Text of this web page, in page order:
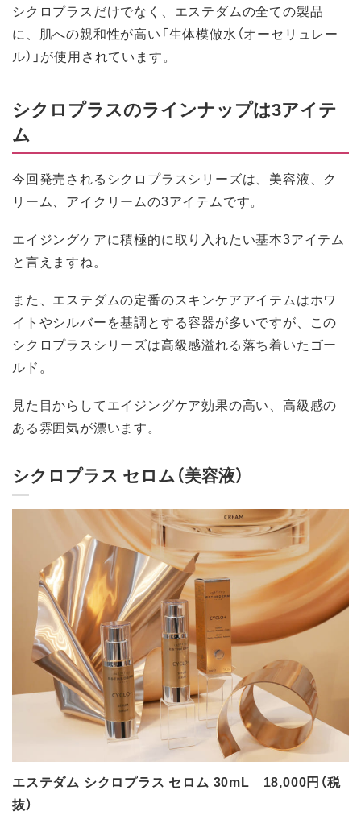
シクロプラスだけでなく、エステダムの全ての製品
に、肌への親和性が高い「生体模倣水（オーセリュレー
ル）」が使用されています。
シクロプラスのラインナップは3アイテ
ム
今回発売されるシクロプラスシリーズは、美容液、ク
リーム、アイクリームの3アイテムです。
エイジングケアに積極的に取り入れたい基本3アイテム
と言えますね。
また、エステダムの定番のスキンケアアイテムはホワ
イトやシルバーを基調とする容器が多いですが、この
シクロプラスシリーズは高級感溢れる落ち着いたゴー
ルド。
見た目からしてエイジングケア効果の高い、高級感の
ある雰囲気が漂います。
シクロプラス セロム（美容液）
エステダム シクロプラス セロム 30mL 18,000円（税
抜）